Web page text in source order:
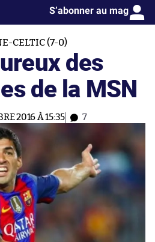
S’abonner au mag
CELTIC (7-0)
des
de la MSN
2016 À 15:35 7